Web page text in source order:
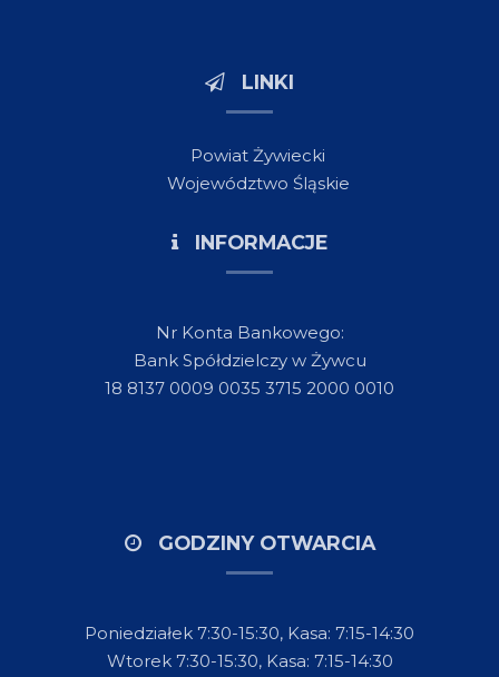
LINKI
Powiat Żywiecki
Województwo Śląskie
INFORMACJE
Nr Konta Bankowego:
Bank Spółdzielczy w Żywcu
18 8137 0009 0035 3715 2000 0010
GODZINY OTWARCIA
Poniedziałek 7:30-15:30, Kasa: 7:15-14:30
Wtorek 7:30-15:30, Kasa: 7:15-14:30